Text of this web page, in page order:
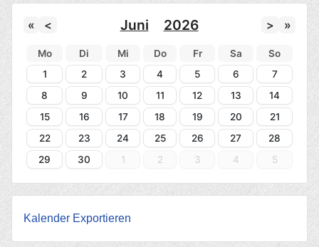
« < Juni 2026 > »
Mo Di Mi Do Fr Sa
So
1
2 3 4 5 6
7
8
9 10 11 12 13
14
15
16 17 18 19 20
21
22
23 24 25 26 27
28
29
30 1 2 3 4 5
Kalender Exportieren